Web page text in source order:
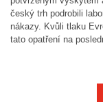
český trh podrobili
nákazy. Kvůli tlaku
tato opatření na